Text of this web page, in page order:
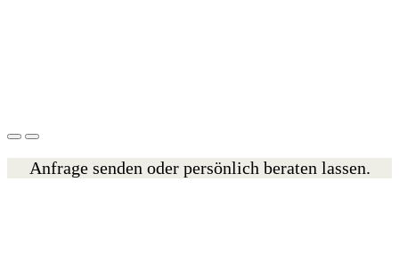
Anfrage senden oder persönlich beraten lassen.